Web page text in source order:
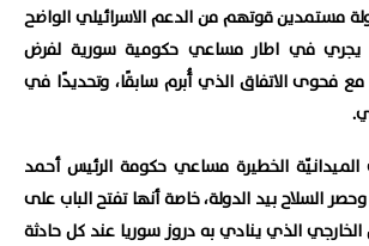
مستمدين قوتهم من الدعم الاسرائيلي الواضح
يجري في اطار مساعي حكومية سورية لفرض
فحوى الاتفاق الذي أُبرم سابقًا، وتحديدًا في
الخطيرة مساعي حكومة الرئيس أحمد
السلاح بيد الدولة، خاصة أنها تفتح الباب على
الخارجي الذي ينادي به دروز سوريا عند كل حادثة